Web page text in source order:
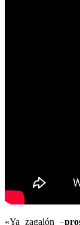
«Ya zagalón –